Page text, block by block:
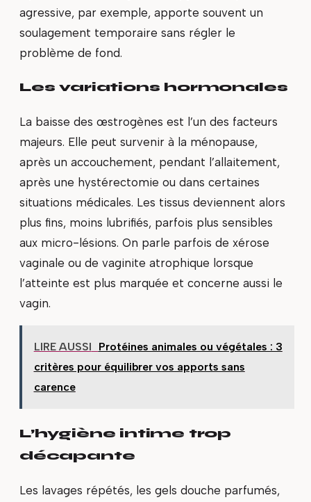
agressive, par exemple, apporte souvent un
soulagement temporaire sans régler le
problème de fond.
Les variations hormonales
La baisse des œstrogènes est l’un des facteurs
majeurs. Elle peut survenir à la ménopause,
après un accouchement, pendant l’allaitement,
après une hystérectomie ou dans certaines
situations médicales. Les tissus deviennent alors
plus fins, moins lubrifiés, parfois plus sensibles
aux micro-lésions. On parle parfois de xérose
vaginale ou de vaginite atrophique lorsque
l’atteinte est plus marquée et concerne aussi le
vagin.
LIRE AUSSI
Protéines animales ou végétales : 3
critères pour équilibrer vos apports sans
carence
L’hygiène intime trop
décapante
Les lavages répétés, les gels douche parfumés,